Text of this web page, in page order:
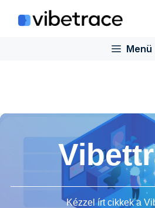
Menü
Kézzel írt cikkek a